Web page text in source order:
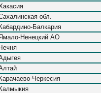
обл.
Кабардино-Балкария
Ненецкий АО
Карачаево-Черкесия
Калмыкия